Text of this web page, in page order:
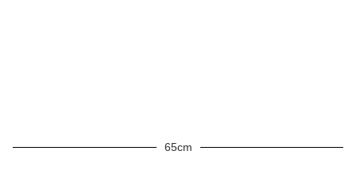
65cm